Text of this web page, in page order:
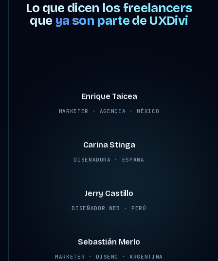
Lo que dicen los freelancers
que ya son partede UXDivi
Enrique Taicea
MARKETER · AGENCIA · MÉXICO
Carina Stinga
DISEÑADORA · ESPAÑA
Jerry Castillo
DISEÑADOR WEB · PERÚ
Sebastián Merlo
MARKETER · DISEÑO · ARGENTINA